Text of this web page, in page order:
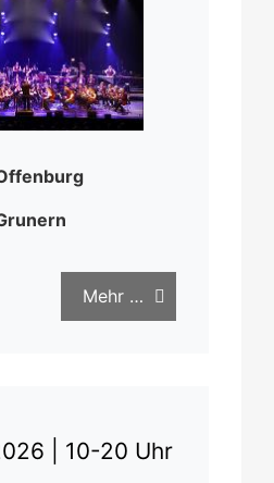
Mehr …
| 10-20 Uhr